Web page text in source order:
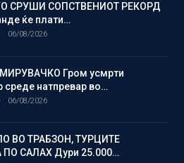
СРУШИ СОПСТВЕНИОТ РЕКОРД
ќе плати…
06/08/2026
Гром усмрти
среде натпревар во…
06/08/2026
ВО ТРАБЗОН, ТУРЦИТЕ
САЛАХ Дури 25.000…